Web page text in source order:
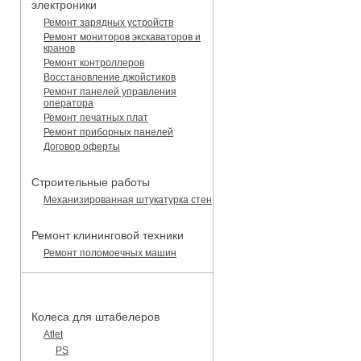
электроники
Ремонт зарядных устройств
Ремонт мониторов экскаваторов и
кранов
Ремонт контроллеров
Восстановление джойстиков
Ремонт панелей управления
оператора
Ремонт печатных плат
Ремонт приборных панелей
Договор оферты
Строительные работы
Механизированная штукатурка стен
Ремонт клининговой техники
Ремонт поломоечных машин
Колеса для штабелеров
Atlet
PS